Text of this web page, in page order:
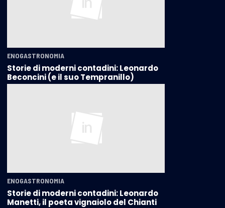
ENOGASTRONOMIA
Storie di moderni contadini: Leonardo
Beconcini (e il suo Tempranillo)
ENOGASTRONOMIA
Storie di moderni contadini: Leonardo
Manetti, il poeta vignaiolo del Chianti